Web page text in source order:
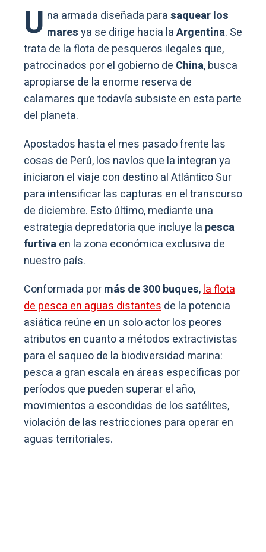
U na armada diseñada parasaquear los
maresya se dirige hacia laArgentina. Se
trata de la flota de pesqueros ilegales que,
patrocinados por el gobierno de China, busca
apropiarse de la enorme reserva de
calamares que todavía subsiste en esta parte
del planeta.
Apostados hasta el mes pasado frente las
cosas de Perú, los navíos que la integran ya
iniciaron el viaje con destino al Atlántico Sur
para intensificar las capturas en el transcurso
de diciembre. Esto último, mediante una
estrategia depredatoria que incluye la pesca
furtivaen la zona económica exclusiva de
nuestro país.
Conformada pormás de 300 buques,la flota
de pesca en aguas distantesde la potencia
asiática reúne en un solo actor los peores
atributos en cuanto a métodos extractivistas
para el saqueo de la biodiversidad marina:
pesca a gran escala en áreas específicas por
períodos que pueden superar el año,
movimientos a escondidas de los satélites,
violación de las restricciones para operar en
aguas territoriales.